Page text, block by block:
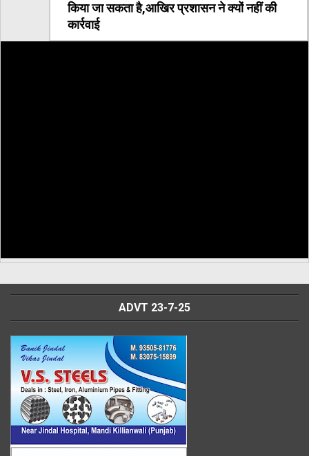
किया जा सकता है,आखिर प्रशासन ने क्यों नहीं की
कार्रवाई
ADVT 23-7-25